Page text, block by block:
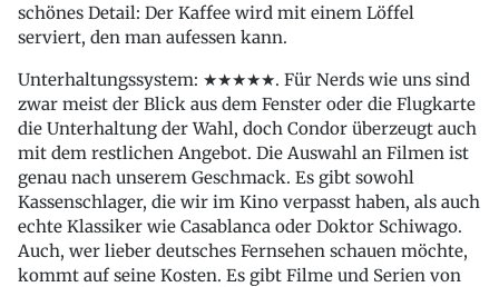
schönes Detail: Der Kaffee wird mit einem Löffel
serviert, den man aufessen kann.
Unterhaltungssystem: ★★★★★. Für Nerds wie uns sind
zwar meist der Blick aus dem Fenster oder die Flugkarte
die Unterhaltung der Wahl, doch Condor überzeugt auch
mit dem restlichen Angebot. Die Auswahl an Filmen ist
genau nach unserem Geschmack. Es gibt sowohl
Kassenschlager, die wir im Kino verpasst haben, als auch
echte Klassiker wie Casablanca oder Doktor Schiwago.
Auch, wer lieber deutsches Fernsehen schauen möchte,
kommt auf seine Kosten. Es gibt Filme und Serien von